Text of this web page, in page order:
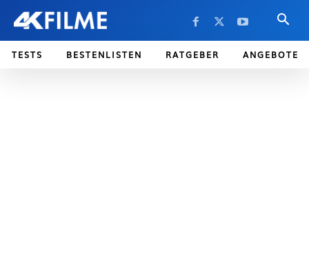
TESTS BESTENLISTEN RATGEBER ANGEBOTE